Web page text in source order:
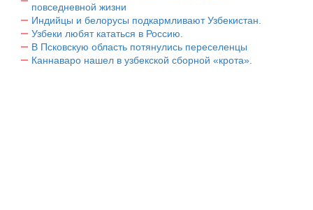
повседневной жизни
Индийцы и белорусы подкармливают Узбекистан.
Узбеки любят кататься в Россию.
В Псковскую область потянулись переселенцы
Каннаваро нашел в узбекской сборной «крота».